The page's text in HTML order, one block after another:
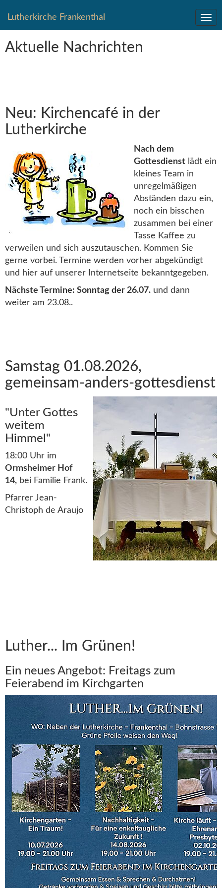
Lutherkirche Frankenthal
zum
Inhalt
springen
Aktuelle Nachrichten
Neu: Kirchencafé in der
Lutherkirche
Nach dem
Gottesdienst lädt ein
kleines Team in
unregelmäßigen
Abständen dazu ein,
noch ein bisschen
zusammen bei einer
Tasse Kaffee zu
verweilen und sich auszutauschen. Kommen Sie
gerne vorbei. Termine werden vorher abgekündigt
und hier auf unserer Internetseite bekanntgegeben.
Nächste Termine: Sonntag der 26.07. und dann
weiter am 23.08..
Samstag 01.08.2026,
gemeinsam-anders-gottesdienst
"Unter Gottes
weitem
Himmel"
18:00 Uhr im
Ormsheimer Hof
14, bei Familie Frank.
Pfarrer Jean-
Christoph de Araujo
Luther... Im Grünen!
Ein neues Angebot: Freitags zum
Feierabend im Kirchgarten